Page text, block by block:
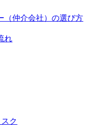
（仲介会社）の選び方
れ
ク